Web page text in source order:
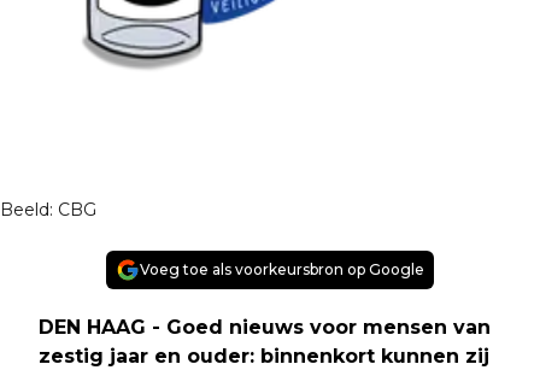
Beeld: CBG
Voeg toe als voorkeursbron op Google
DEN HAAG - Goed nieuws voor mensen van
zestig jaar en ouder: binnenkort kunnen zij